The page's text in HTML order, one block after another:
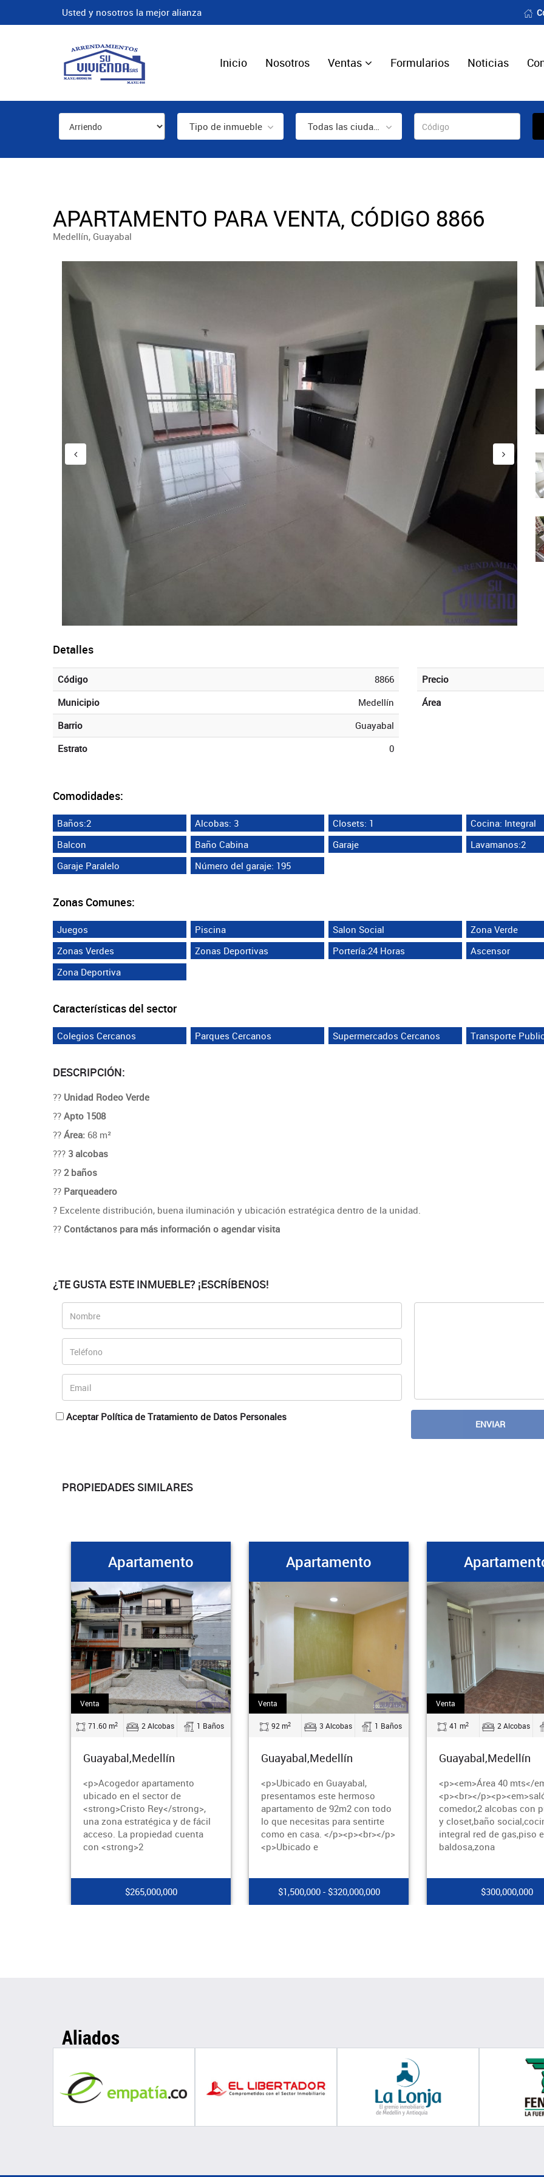
Usted y nosotros la mejor alianza
Inicio Nosotros Ventas Formularios Noticias
Tipo de inmueble Todas las ciudades
APARTAMENTO PARA VENTA, CÓDIGO 8866
Medellín, Guayabal
Detalles
Código
8866
Municipio
Medellín
Barrio
Guayabal
Estrato
0
Precio
Área
Comodidades:
Baños:2 Alcobas: 3 Closets: 1 Cocina: Integral
Balcon
Baño Cabina Garaje Lavamanos:2
Garaje Paralelo
Número del garaje: 195
Zonas Comunes:
Juegos Piscina Salon Social Zona Verde
Zonas Verdes
Zonas Deportivas Portería:24 Horas Ascensor
Zona Deportiva
Características del sector
Colegios Cercanos Parques Cercanos Supermercados Cercanos Transporte
DESCRIPCIÓN:
?? Unidad Rodeo Verde
?? Apto 1508
?? Área: 68 m²
??? 3 alcobas
?? 2 baños
?? Parqueadero
? Excelente distribución, buena iluminación y ubicación estratégica dentro de la unidad.
?? Contáctanos para más información o agendar visita
¿TE GUSTA ESTE INMUEBLE? ¡ESCRÍBENOS!
Aceptar Política de Tratamiento de Datos Personales
PROPIEDADES SIMILARES
Apartamento
2 Alcobas 1 Baños
Guayabal,Medellín
<p>Acogedor apartamento
ubicado en el sector de
<strong>Cristo Rey</strong>,
una zona estratégica y de fácil
acceso. La propiedad cuenta
con <strong>2
$265,000,000
Apartamento
Venta
92 m 3 Alcobas 1 Baños
Guayabal,Medellín
<p>Ubicado en Guayabal,
presentamos este hermoso
apartamento de 92m2 con todo
lo que necesitas para sentirte
como en casa. </p><p><br></p>
<p>Ubicado e
$1,500,000 - $320,000,000
Apartamento
Venta
41 m 2 Alcobas 1 Baños
Guayabal,Medellín
<p><em>Área 40 mts</em></p>
<p><br></p><p><em>salón
comedor,2 alcobas con puertas
y closet,baño social,cocina
integral red de gas,piso en
baldosa,zona
$300,000,000
Aliados